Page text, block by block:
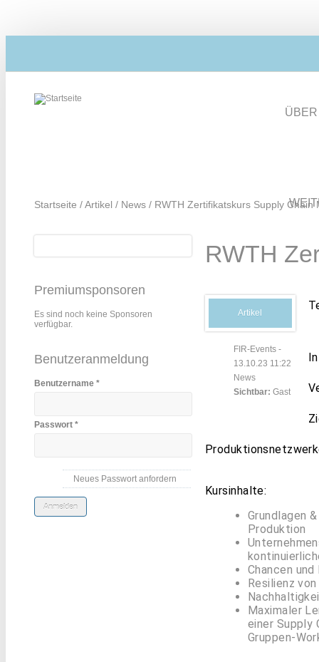
Startseite /Artikel / News / RWTH Zertifikatskurs Supply Chain
Suche
Premiumsponsoren
Es sind noch keine Sponsoren
verfügbar.
Benutzeranmeldung
Benutzername *
Passwort *
Neues Passwort anfordern
RWTH
Artikel
FIR-Events -
13.10.23 11:22
News
Sichtbar: Gast
Kursinhalte:
Grundlagen
Produktion
Chancen
Resilienz
Maximaler
einer Supply
Gruppen-